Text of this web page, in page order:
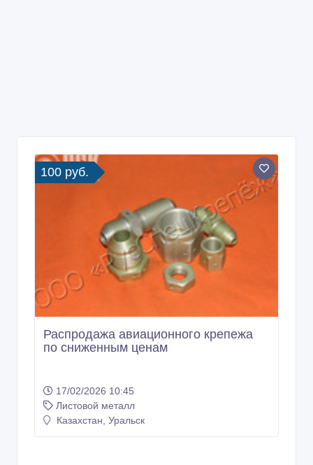
100 руб.
Распродажа авиационного крепежа
по сниженным ценам
17/02/2026 10:45
Листовой металл
Казахстан, Уральск